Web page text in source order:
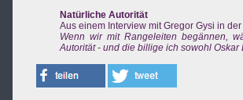
Natürliche Autorität
Aus einem Interview mit Gregor Gysi in
Wenn wir mit Rangeleiten begännen,
Autorität - und die billige ich sowohl Oskar